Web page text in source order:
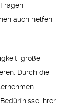
auch helfen,
große
Durch die
ihrer